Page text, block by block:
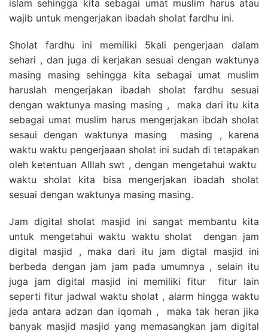
islam sehingga kita sebagai umat muslim harus atau
wajib untuk mengerjakan ibadah sholat fardhu ini.
Sholat fardhu ini memiliki 5kali pengerjaan dalam
sehari , dan juga di kerjakan sesuai dengan waktunya
masing masing sehingga kita sebagai umat muslim
haruslah mengerjakan ibadah sholat fardhu sesuai
dengan waktunya masing masing , maka dari itu kita
sebagai umat muslim harus mengerjakan ibdah sholat
sesaui dengan waktunya masing masing , karena
waktu waktu pengerjaaan sholat ini sudah di tetapakan
oleh ketentuan Alllah swt , dengan mengetahui waktu
waktu sholat kita bisa mengerjakan ibadah sholat
sesuai dengan waktunya masing masing.
Jam digital sholat masjid ini sangat membantu kita
untuk mengetahui waktu waktu sholat dengan jam
digital masjid , maka dari itu jam digtal masjid ini
berbeda dengan jam jam pada umumnya , selain itu
juga jam digital masjid ini memiliki fitur fitur lain
seperti fitur jadwal waktu sholat , alarm hingga waktu
jeda antara adzan dan iqomah , maka tak heran jika
banyak masjid masjid yang memasangkan jam digital